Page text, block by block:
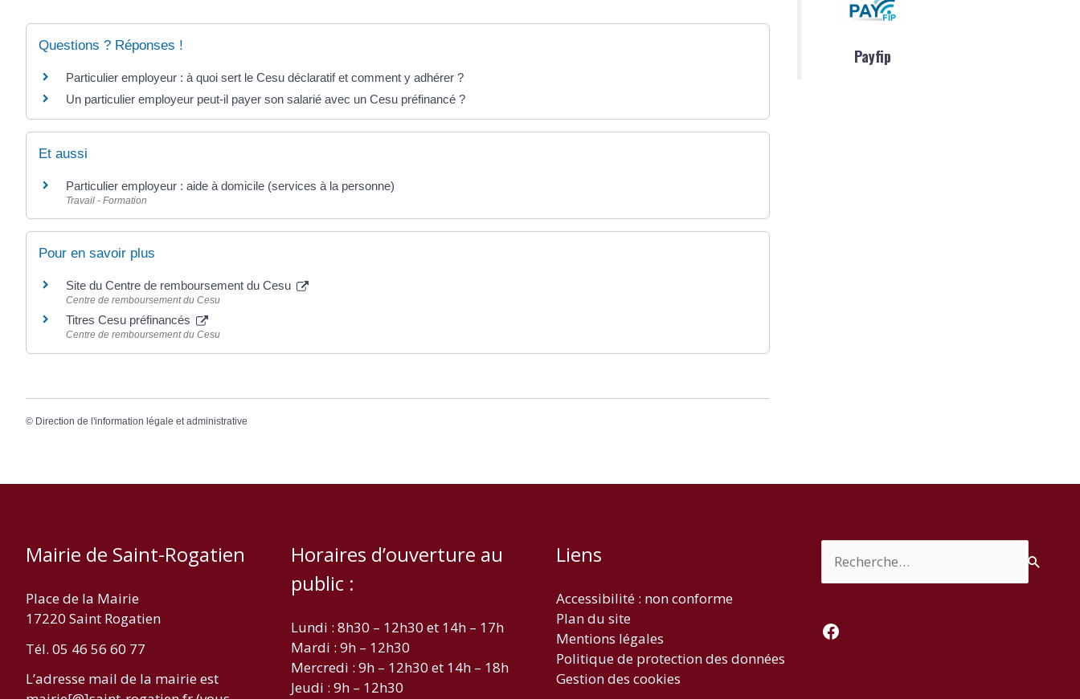
Questions ? Réponses !
Particulier employeur : à quoi sert le Cesu déclaratif et comment y adhérer ?
Un particulier employeur peut-il payer son salarié avec un Cesu préfinancé ?
Et aussi
Particulier employeur : aide à domicile (services à la personne)
Travail - Formation
Pour en savoir plus
Site du Centre de remboursement du Cesu
Centre de remboursement du Cesu
Titres Cesu préfinancés
Centre de remboursement du Cesu
© Direction de l'information légale et administrative
Payfip
Mairie de Saint-Rogatien
Place de la Mairie
17220 Saint Rogatien
Tél. 05 46 56 60 77
L’adresse mail de la mairie est
Horaires d’ouverture au
public :
Lundi : 8h30 – 12h30 et 14h – 17h
Mardi : 9h – 12h30
Mercredi : 9h – 12h30 et 14h – 18h
Jeudi : 9h – 12h30
Liens
Accessibilité : non conforme
Plan du site
Mentions légales
Politique de protection des données
Gestion des cookies
Facebook